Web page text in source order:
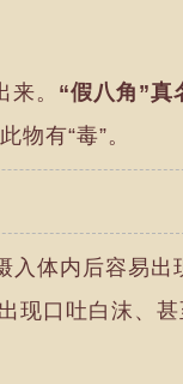
。 “假八角”真
物有“毒”。
入体内后容易
现口吐白沫、甚